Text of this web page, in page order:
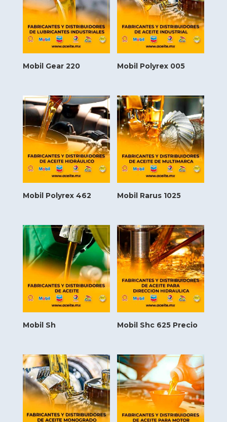
Mobil Gear 220 Mobil Polyrex 005
Mobil Polyrex 462 Mobil Rarus 1025
Mobil Sh Mobil Shc 625 Precio